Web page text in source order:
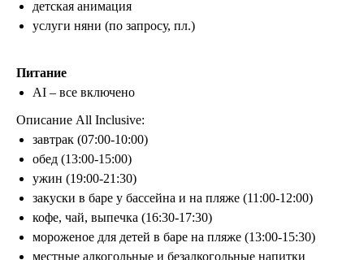
детская анимация
услуги няни (по запросу, пл.)
Питание
AI – все включено
Описание All Inclusive:
завтрак (07:00-10:00)
обед (13:00-15:00)
ужин (19:00-21:30)
закуски в баре у бассейна и на пляже (11:00-12:00)
кофе, чай, выпечка (16:30-17:30)
мороженое для детей в баре на пляже (13:00-15:30)
местные алкогольные и безалкогольные напитки